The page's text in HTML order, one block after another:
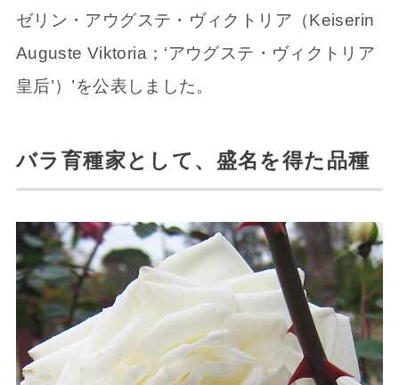
ゼリン・アウグステ・ヴィクトリア（Keiserin
Auguste Viktoria；‘アウグステ・ヴィクトリア
皇后’）’を公表しました。
バラ育種家として、盛名を得た品種